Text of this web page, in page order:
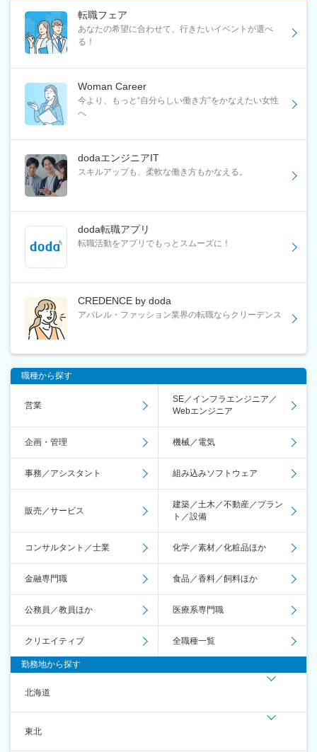
転職フェア
あなたの希望に合わせて、行きたいイベントが選べ
る！
Woman Career
今より、もっと“自分らしい働き方”をかなえたい女性
へ
dodaエンジニアIT
スキルアップも、柔軟な働き方もかなえる。
doda転職アプリ
転職活動をアプリでもっとスムーズに！
CREDENCE by doda
アパレル・ファッション業界の転職ならクリーデンス
職種から探す
営業
SE／インフラエンジニア／
Webエンジニア
企画・管理 機械／電気
事務／アシスタント 組み込みソフトウェア
販売／サービス
建築／土木／不動産／プラン
ト／設備
コンサルタント／士業 化学／素材／化粧品ほか
金融専門職 食品／香料／飼料ほか
公務員／教員ほか 医療系専門職
クリエイティブ 全職種一覧
勤務地から探す
北海道
東北